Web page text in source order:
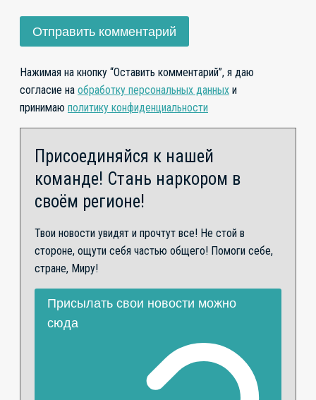
Нажимая на кнопку “Оставить комментарий”, я даю
согласие на обработку персональных данных и
принимаю политику конфиденциальности
Присоединяйся к нашей
команде! Стань наркором в
своём регионе!
Твои новости увидят и прочтут все! Не стой в
стороне, ощути себя частью общего! Помоги себе,
стране, Миру!
Присылать свои новости можно
сюда